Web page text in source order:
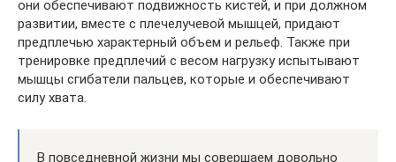
они обеспечивают подвижность кистей, и при должном
развитии, вместе с плечелучевой мышцей, придают
предплечью характерный объем и рельеф. Также при
тренировке предплечий с весом нагрузку испытывают
мышцы сгибатели пальцев, которые и обеспечивают
силу хвата.
В повседневной жизни мы совершаем довольно